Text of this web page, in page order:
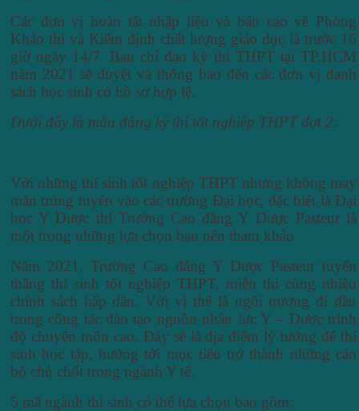
Các đơn vị hoàn tất nhập liệu và báo cáo về Phòng
Khảo thí và Kiểm định chất lượng giáo dục là trước 16
giờ ngày 14/7. Ban chỉ đạo kỳ thi THPT tại TP.HCM
năm 2021 sẽ duyệt và thông báo đến các đơn vị danh
sách học sinh có hồ sơ hợp lệ.
Dưới đây là mẫu đăng ký thi tốt nghiệp THPT đợt 2:
Với những thí sinh tốt nghiệp THPT nhưng không may
mắn trúng tuyển vào các trường Đại học, đặc biệt là Đại
học Y Dược thì Trường Cao đẳng Y Dược Pasteur là
một trong những lựa chọn bạn nên tham khảo.
Năm 2021, Trường Cao đẳng Y Dược Pasteur tuyển
thẳng thí sinh tốt nghiệp THPT, miễn thi cùng nhiều
chính sách hấp dẫn. Với vị thế là ngôi trường đi đầu
trong công tác đào tạo nguồn nhân lực Y – Dược trình
độ chuyên môn cao. Đây sẽ là địa điểm lý tưởng để thí
sinh học tập, hướng tới mục tiêu trở thành những cán
bộ chủ chốt trong ngành Y tế.
5 mã ngành thí sinh có thể lựa chọn bao gồm: